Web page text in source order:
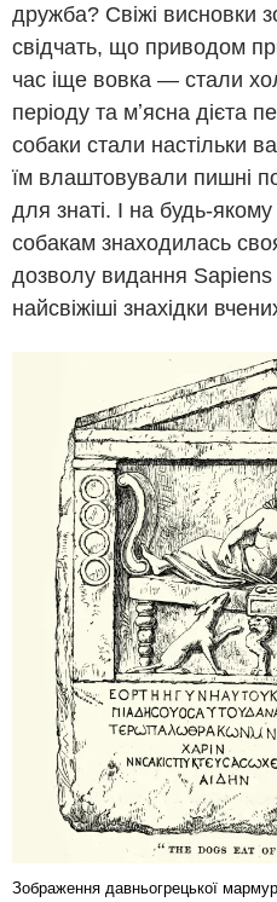
дружба? Свіжі висновки
свідчать, що приводом
час іще вовка — стали
періоду та мʼясна дієта
собаки стали
їм влаштовували пишні
для знаті. І на будь-
собакам знаходилась
дозволу видання Sapiens
найсвіжіші знахідки
Зображення давньогрецької